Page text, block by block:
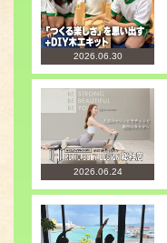
2026.06.30
2026.06.24